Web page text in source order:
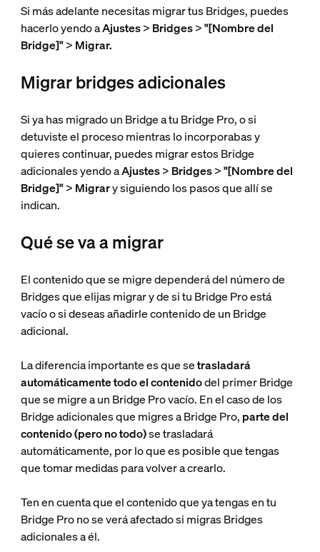
Si más adelante necesitas migrar tus Bridges, puedes
hacerlo yendo aAjustes> Bridges>"[Nombre del
Bridge]"> Migrar.
Migrar bridges adicionales
Si ya has migrado un Bridge a tu Bridge Pro, o si
detuviste el proceso mientras lo incorporabas y
quieres continuar, puedes migrar estos Bridge
adicionales yendo aAjustes> Bridges>"[Nombre del
Bridge]"> Migrary siguiendo los pasos que allí se
indican.
Qué se va a migrar
El contenido que se migre dependerá del número de
Bridges que elijas migrar y de si tu Bridge Pro está
vacío o si deseas añadirle contenido de un Bridge
adicional.
La diferencia importante es que setrasladará
automáticamente todo el contenidodel primer Bridge
que se migre a un Bridge Pro vacío. En el caso de los
Bridge adicionales que migres a Bridge Pro, parte del
contenido (pero no todo)se trasladará
automáticamente, por lo que es posible que tengas
que tomar medidas para volver a crearlo.
Ten en cuenta que el contenido que ya tengas en tu
Bridge Pro no se verá afectado si migras Bridges
adicionales a él.